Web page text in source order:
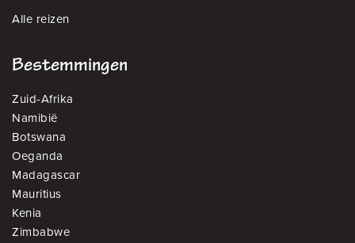
Alle reizen
Bestemmingen
Zuid-Afrika
Namibië
Botswana
Oeganda
Madagascar
Mauritius
Kenia
Zimbabwe